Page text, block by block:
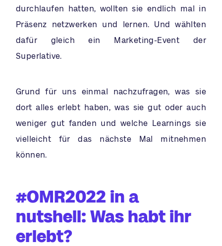
durchlaufen hatten, wollten sie endlich mal in
Präsenz netzwerken und lernen. Und wählten
dafür gleich ein Marketing-Event der
Superlative.
Grund für uns einmal nachzufragen, was sie
dort alles erlebt haben, was sie gut oder auch
weniger gut fanden und welche Learnings sie
vielleicht für das nächste Mal mitnehmen
können.
#OMR2022 in a
nutshell: Was habt ihr
erlebt?